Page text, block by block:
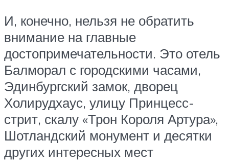
И, конечно, нельзя не обратить
внимание на главные
достопримечательности. Это отель
Балморал с городскими часами,
Эдинбургский замок, дворец
Холирудхаус, улицу Принцесс-
стрит, скалу «Трон Короля Артура»,
Шотландский монумент и десятки
других интересных мест